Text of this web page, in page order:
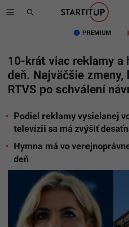
PREMIUM
10-krát viac reklamy a
deň. Najväčšie
RTVS po schválení
Podiel reklamy vysielanej
televízii sa má zvýšiť
Hymna má vo
deň